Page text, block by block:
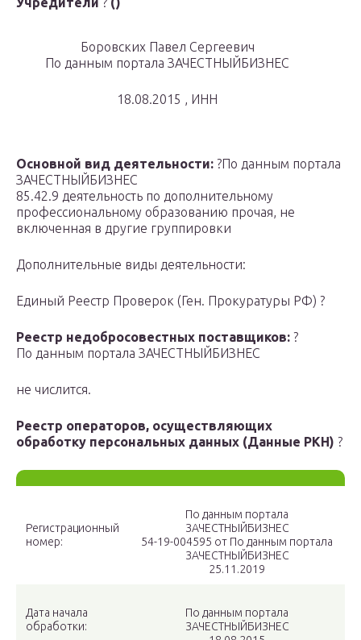
Боровских Павел Сергеевич
По данным портала ЗАЧЕСТНЫЙБИЗНЕС
18.08.2015 , ИНН
Основной вид деятельности: ?По данным портала
ЗАЧЕСТНЫЙБИЗНЕС
85.42.9 деятельность по дополнительному
профессиональному образованию прочая, не
включенная в другие группировки
Дополнительные виды деятельности:
Единый Реестр Проверок (Ген. Прокуратуры РФ) ?
Реестр недобросовестных поставщиков: ?
По данным портала ЗАЧЕСТНЫЙБИЗНЕС
не числится.
Реестр операторов, осуществляющих
обработку персональных данных (Данные РКН) ?
Регистрационный
номер:
По данным портала
ЗАЧЕСТНЫЙБИЗНЕС
54-19-004595 от По данным портала
ЗАЧЕСТНЫЙБИЗНЕС
25.11.2019
Дата начала
обработки:
По данным портала
ЗАЧЕСТНЫЙБИЗНЕС